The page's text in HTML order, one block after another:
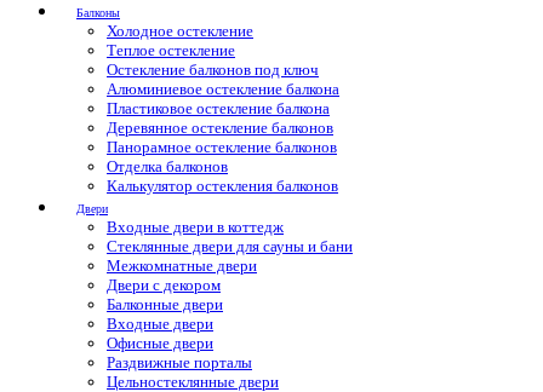
Балконы
Холодное остекление
Теплое остекление
Остекление балконов под ключ
Алюминиевое остекление балкона
Пластиковое остекление балкона
Деревянное остекление балконов
Панорамное остекление балконов
Отделка балконов
Калькулятор остекления балконов
Двери
Входные двери в коттедж
Стеклянные двери для сауны и бани
Межкомнатные двери
Двери с декором
Балконные двери
Входные двери
Офисные двери
Раздвижные порталы
Цельностеклянные двери